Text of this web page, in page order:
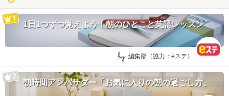
1日1つずつ覚えよう！朝のひとこと英語レッスン
by: 編集部（協力：eステ）
朝時間アンバサダー「お気に入りの朝の過ごし方」